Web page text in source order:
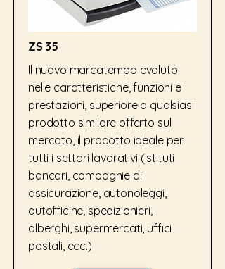
ZS 35
Il nuovo marcatempo evoluto
nelle caratteristiche, funzioni e
prestazioni, superiore a qualsiasi
prodotto similare offerto sul
mercato, il prodotto ideale per
tutti i settori lavorativi (istituti
bancari, compagnie di
assicurazione, autonoleggi,
autofficine, spedizionieri,
alberghi, supermercati, uffici
postali, ecc.)